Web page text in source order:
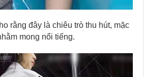
rằng đây là chiêu trò thu hút, mặc
mong nổi tiếng.